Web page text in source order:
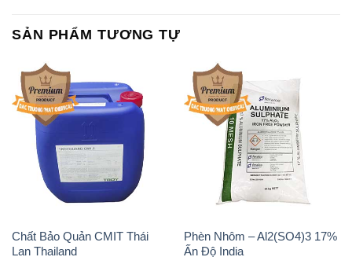
SẢN PHẨM TƯƠNG TỰ
Chất Bảo Quản CMIT Thái
Lan Thailand
Phèn Nhôm – Al2(SO4)3 17%
Ấn Độ India